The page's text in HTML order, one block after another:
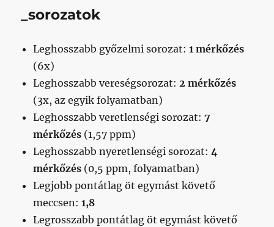
_sorozatok
Leghosszabb győzelmi sorozat:1 mérkőzés
(6x)
Leghosszabb vereségsorozat:2 mérkőzés
(3x, az egyik folyamatban)
Leghosszabb veretlenségi sorozat:7
mérkőzés (1,57 ppm)
Leghosszabb nyeretlenségi sorozat:4
mérkőzés (0,5 ppm, folyamatban)
Legjobb pontátlag öt egymást követő
meccsen:1,8
Legrosszabb pontátlag öt egymást követő